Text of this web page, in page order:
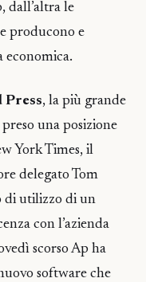
dall’altra le
producono e
economica.
Press, la più grande
una posizione
York Times, il
delegato Tom
di utilizzo di un
con l’azienda
scorso Ap ha
software che